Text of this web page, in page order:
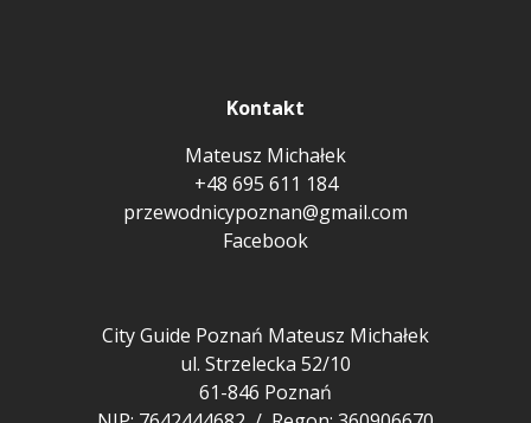
Kontakt
Mateusz Michałek
+48 695 611 184
przewodnicypoznan@gmail.com
Facebook
City Guide Poznań Mateusz Michałek
ul. Strzelecka 52/10
61-846 Poznań